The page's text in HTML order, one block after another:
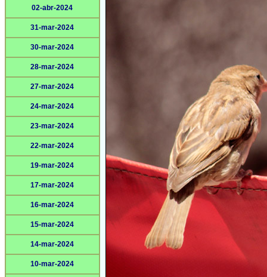
02-abr-2024
31-mar-2024
30-mar-2024
28-mar-2024
27-mar-2024
24-mar-2024
23-mar-2024
22-mar-2024
19-mar-2024
17-mar-2024
16-mar-2024
15-mar-2024
14-mar-2024
10-mar-2024